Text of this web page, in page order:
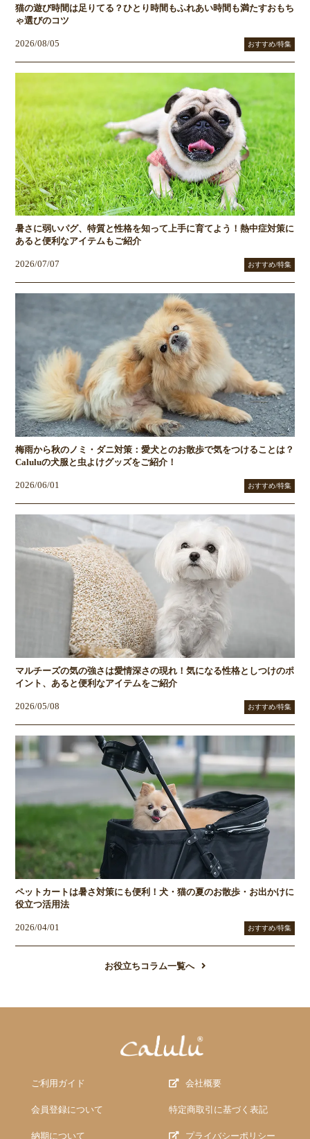
猫の遊び時間は足りてる？ひとり時間もふれあい時間も満たすおもち
ゃ選びのコツ
2026/08/05 おすすめ/特集
暑さに弱いパグ、特質と性格を知って上手に育てよう！熱中症対策に
あると便利なアイテムもご紹介
2026/07/07 おすすめ/特集
梅雨から秋のノミ・ダニ対策：愛犬とのお散歩で気をつけることは？
Caluluの犬服と虫よけグッズをご紹介！
2026/06/01 おすすめ/特集
マルチーズの気の強さは愛情深さの現れ！気になる性格としつけのポ
イント、あると便利なアイテムをご紹介
2026/05/08 おすすめ/特集
ペットカートは暑さ対策にも便利！犬・猫の夏のお散歩・お出かけに
役立つ活用法
2026/04/01 おすすめ/特集
お役立ちコラム一覧へ
ご利用ガイド
会員登録について
納期について
会社概要
特定商取引に基づく表記
プライバシーポリシー